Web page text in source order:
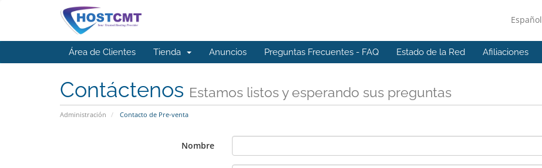
Español
Área de Clientes Tienda Anuncios Preguntas Frecuentes - FAQ Estado de la Red Afiliaciones
Contáctenos Estamos listos y esperando sus preguntas
Administración Contacto de Pre-venta
Nombre